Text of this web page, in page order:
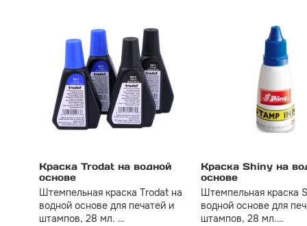
Краска Trodat на водной
основе
Штемпельная краска Trodat на
водной основе для печатей и
штампов, 28 мл.
Краска Shiny на
основе
Штемпельная краска
водной основе для
штампов, 28 мл.